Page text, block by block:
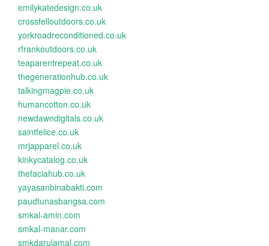
emilykatedesign.co.uk
crossfelloutdoors.co.uk
yorkroadreconditioned.co.uk
rfrankoutdoors.co.uk
teaparentrepeat.co.uk
thegenerationhub.co.uk
talkingmagpie.co.uk
humancotton.co.uk
newdawndigitals.co.uk
saintfelice.co.uk
mrjapparel.co.uk
kinkycatalog.co.uk
thefaciahub.co.uk
yayasanbinabakti.com
paudtunasbangsa.com
smkal-amin.com
smkal-manar.com
smkdarulamal.com